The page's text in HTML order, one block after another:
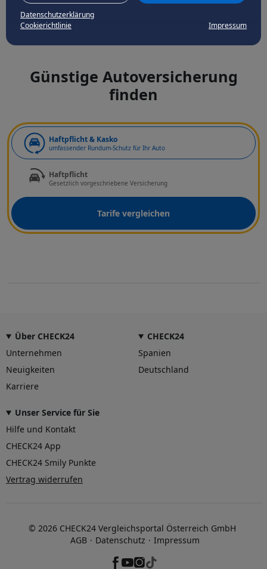
Datenschutzerklärung
Cookierichtlinie
Impressum
Günstige Autoversicherung
finden
Haftpflicht & Kasko
umfassender Rundum-Schutz für Ihr Auto
Haftpflicht
Gesetzlich vorgeschriebene Versicherung
Tarife vergleichen
Über CHECK24
Unternehmen
Neuigkeiten
Karriere
CHECK24
Spanien
Deutschland
Unser Service für Sie
Hilfe und Kontakt
CHECK24 App
CHECK24 Smily Punkte
Vertrag widerrufen
© 2026 CHECK24 Vergleichsportal Österreich GmbH
AGB
Datenschutz Impressum